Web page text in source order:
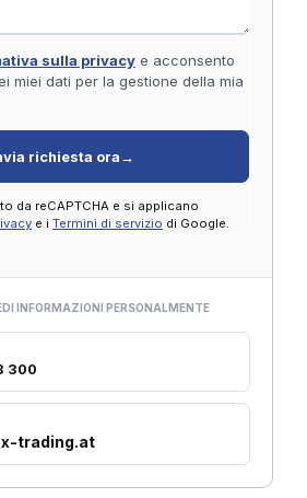
sulla privacye acconsento
miei dati per la gestione della mia
richiesta ora→
da reCAPTCHA e si applicano
e i Termini di servizio di Google.
INFORMAZIONI PERSONALMENTE
300
trading.at